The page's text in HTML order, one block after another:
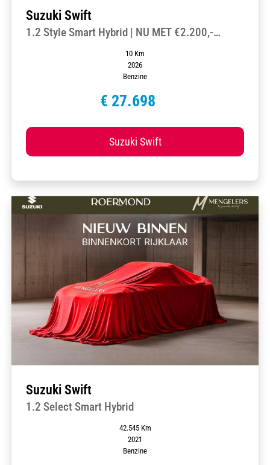
Suzuki Swift
1.2 Style Smart Hybrid | NU MET €2.200,-
10 Km
2026
Benzine
€ 27.698
Suzuki Swift
Suzuki Swift
1.2 Select Smart Hybrid
42.545 Km
2021
Benzine